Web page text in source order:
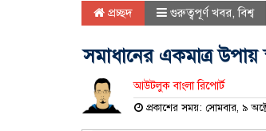
প্রচ্ছদ গুরুত্বপূর্ণ খবর,বিশ্ব
সমাধানের একমাত্র উপায়
আউটলুক বাংলা রিপোর্ট
প্রকাশের সময়: সোমবার, ৯